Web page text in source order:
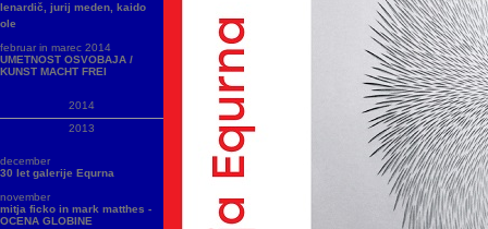
lenardič, jurij meden, kaido
ole
februar in marec 2014
UMETNOST OSVOBAJA /
KUNST MACHT FREI
2014
2013
december
30 let galerije Equrna
november
mitja ficko in mark matthes -
OCENA GLOBINE